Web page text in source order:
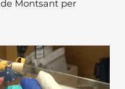
de Montsant per